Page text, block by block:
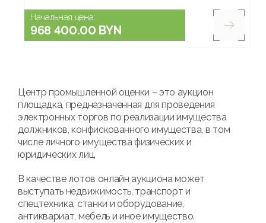
Начальная цена:
968 400.00 BYN
Центр промышленной оценки – это аукцион
площадка, предназначенная для проведения
электронных торгов по реализации имущества
должников, конфискованного имущества, в том
числе личного имущества физических и
юридических лиц.
В качестве лотов онлайн аукциона может
выступать недвижимость, транспорт и
спецтехника, станки и оборудование,
антиквариат, мебель и иное имущество.